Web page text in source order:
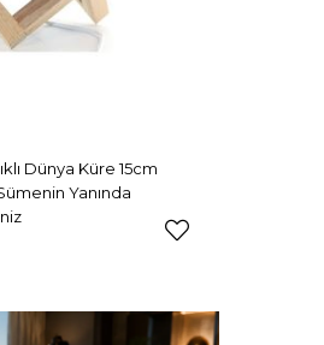
Dünya Küre 15cm
Yanında